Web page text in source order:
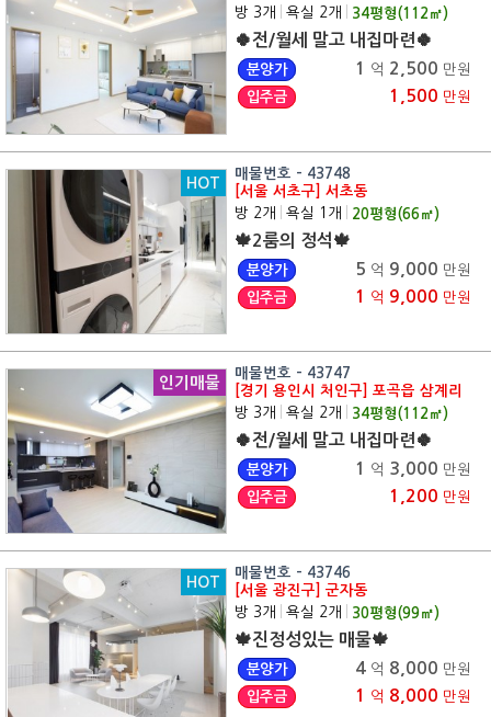
방 3개
욕실 2개 34평형(112 ㎡)
🍀전/월세 말고 내집마련🍀
분양가 1 억 2,500 만원
입주금
1,500 만원
HOT
매물번호 - 43748
[서울 서초구] 서초동
방 2개
욕실 1개 20평형(66㎡)
🍁2룸의 정석🍁
분양가 5 억 9,000 만원
입주금
1 억 9,000 만원
인기매물
매물번호 - 43747
[경기 용인시 처인구] 포곡읍 삼계리
방 3개
욕실 2개 34평형(112 ㎡)
🍀전/월세 말고 내집마련🍀
분양가 1 억 3,000 만원
입주금
1,200 만원
HOT
매물번호 - 43746
[서울 광진구] 군자동
방 3개
욕실 2개 30평형(99㎡)
🍁진정성있는 매물🍁
분양가 4 억 8,000 만원
입주금
1 억 8,000 만원